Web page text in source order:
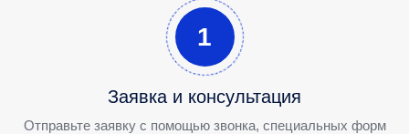
1
Заявка и консультация
Отправьте заявку с помощью звонка, специальных форм